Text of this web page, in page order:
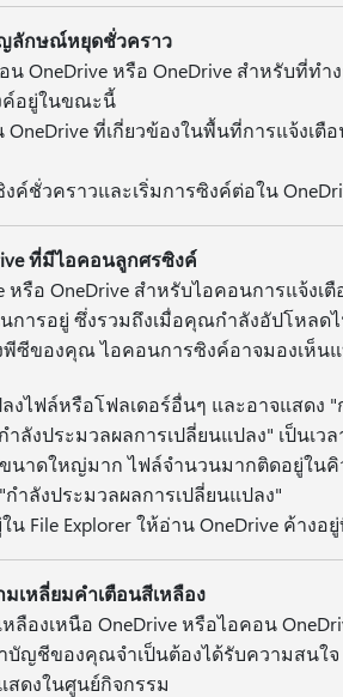
ลักษณ์หยุดชั่วคราว
หรือ OneDrive สําหรับที่ทํา
ค์อยู่ในขณะนี้
ที่เกี่ยวข้องในพื้นที่การแจ้งเตื
ค์ชั่วคราวและเริ่มการซิงค์ต่อใน
ที่มีไอคอนลูกศรซิงค์
หรือ OneDrive สําหรับไอคอนการแจ้งเ
การอยู่ ซึ่งรวมถึงเมื่อคุณกําลังอัปโหลด
ซีของคุณ ไอคอนการซิงค์อาจมองเห็น
งไฟล์หรือโฟลเดอร์อื่นๆ และอาจแสดง
าลังประมวลผลการเปลี่ยนแปลง" เป็นเ
นาดใหญ่มาก ไฟล์จํานวนมากติดอยู่ใน
าลังประมวลผลการเปลี่ยนแปลง"
File Explorer ให้อ่าน OneDrive ค้างอ
เหลี่ยมคําเตือนสีเหลือง
องเหนือ OneDrive หรือไอคอน
ญชีของคุณจําเป็นต้องได้รับความสนใจ
สดงในศูนย์กิจกรรม